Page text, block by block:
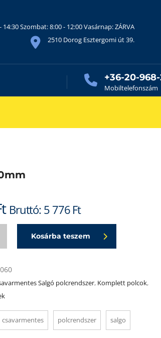
Szombat: 8:00 - 12:00 Vasárnap: ZÁRVA
2510 Dorog Esztergomi út 39.
+36-20-
Mobiltelefonszám
Bruttó:5 776Ft
Kosárba teszem
Salgó polcrendszer, Komplett polcok,
csavarmentes polcrendszer salgo